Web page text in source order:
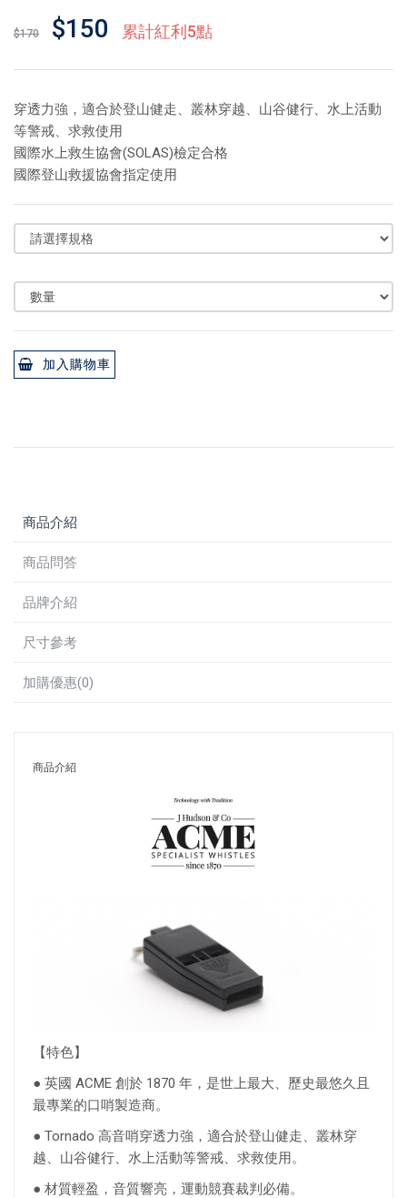
$170 $150 累計紅利5點
穿透力強，適合於登山健走、叢林穿越、山谷健行、水上活動
等警戒、求救使用
國際水上救生協會(SOLAS)檢定合格
國際登山救援協會指定使用
加入購物車
商品介紹
商品問答
品牌介紹
尺寸參考
加購優惠(0)
商品介紹
【特色】
● 英國 ACME 創於 1870 年，是世上最大、歷史最悠久且
最專業的口哨製造商。
● Tornado 高音哨穿透力強，適合於登山健走、叢林穿
越、山谷健行、水上活動等警戒、求救使用。
● 材質輕盈，音質響亮，運動競賽裁判必備。